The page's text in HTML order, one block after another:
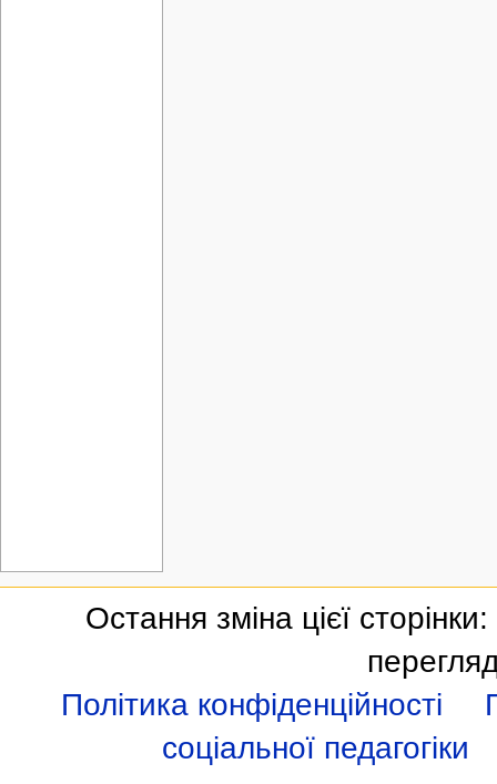
Остання зміна цієї
Політика конфіденційності
соціальної педагогіки